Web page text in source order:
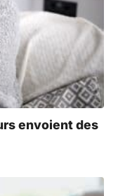
envoient des